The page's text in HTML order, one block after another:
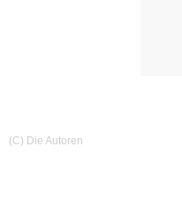
(C) Die Autoren